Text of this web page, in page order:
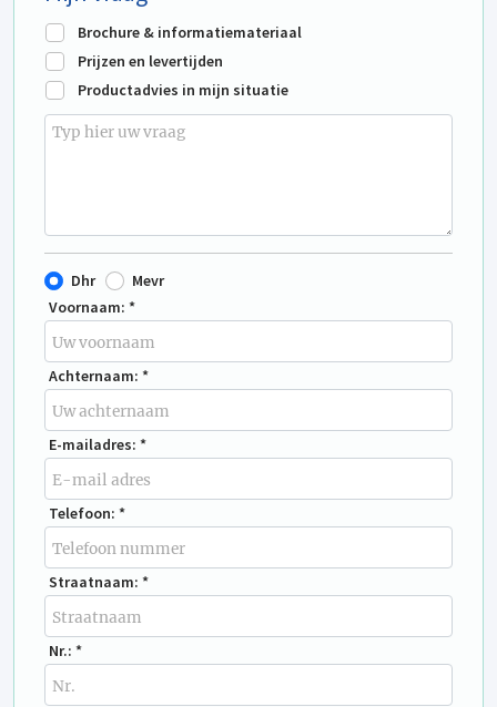
Brochure & informatiemateriaal
Prijzen en levertijden
Productadvies in mijn situatie
Dhr
Mevr
Voornaam: *
Achternaam: *
E-mailadres: *
Telefoon: *
Straatnaam: *
Nr.: *